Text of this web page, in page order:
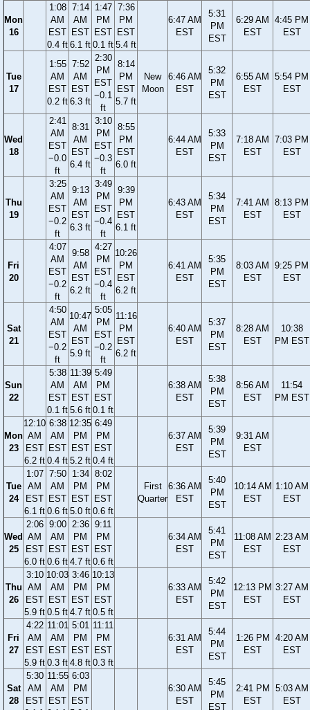
Mon
16
1:08
AM
EST
0.4 ft
7:14
AM
EST
6.1 ft
1:47
PM
EST
0.1 ft
7:36
PM
EST
5.4 ft
6:47 AM
EST
5:31
PM
EST
6:29 AM
EST
4:45 PM
EST
Tue
17
1:55
AM
EST
0.2 ft
7:52
AM
EST
6.3 ft
2:30
PM
EST
−0.1
ft
8:14
PM
EST
5.7 ft
New
Moon
6:46 AM
EST
5:32
PM
EST
6:55 AM
EST
5:54 PM
EST
Wed
18
2:41
AM
EST
−0.0
ft
8:31
AM
EST
6.4 ft
3:10
PM
EST
−0.3
ft
8:55
PM
EST
6.0 ft
6:44 AM
EST
5:33
PM
EST
7:18 AM
EST
7:03 PM
EST
Thu
19
3:25
AM
EST
−0.2
ft
9:13
AM
EST
6.3 ft
3:49
PM
EST
−0.4
ft
9:39
PM
EST
6.1 ft
6:43 AM
EST
5:34
PM
EST
7:41 AM
EST
8:13 PM
EST
Fri
20
4:07
AM
EST
−0.2
ft
9:58
AM
EST
6.2 ft
4:27
PM
EST
−0.4
ft
10:26
PM
EST
6.2 ft
6:41 AM
EST
5:35
PM
EST
8:03 AM
EST
9:25 PM
EST
Sat
21
4:50
AM
EST
−0.2
ft
10:47
AM
EST
5.9 ft
5:05
PM
EST
−0.2
ft
11:16
PM
EST
6.2 ft
6:40 AM
EST
5:37
PM
EST
8:28 AM
EST
10:38
PM EST
Sun
22
5:38
AM
EST
0.1 ft
11:39
AM
EST
5.6 ft
5:49
PM
EST
0.1 ft
6:38 AM
EST
5:38
PM
EST
8:56 AM
EST
11:54
PM EST
Mon
23
12:10
AM
EST
6.2 ft
6:38
AM
EST
0.4 ft
12:35
PM
EST
5.2 ft
6:49
PM
EST
0.4 ft
6:37 AM
EST
5:39
PM
EST
9:31 AM
EST
Tue
24
1:07
AM
EST
6.1 ft
7:50
AM
EST
0.6 ft
1:34
PM
EST
5.0 ft
8:02
PM
EST
0.6 ft
First
Quarter
6:36 AM
EST
5:40
PM
EST
10:14 AM
EST
1:10 AM
EST
Wed
25
2:06
AM
EST
6.0 ft
9:00
AM
EST
0.6 ft
2:36
PM
EST
4.7 ft
9:11
PM
EST
0.6 ft
6:34 AM
EST
5:41
PM
EST
11:08 AM
EST
2:23 AM
EST
Thu
26
3:10
AM
EST
5.9 ft
10:03
AM
EST
0.5 ft
3:46
PM
EST
4.7 ft
10:13
PM
EST
0.5 ft
6:33 AM
EST
5:42
PM
EST
12:13 PM
EST
3:27 AM
EST
Fri
27
4:22
AM
EST
5.9 ft
11:01
AM
EST
0.3 ft
5:01
PM
EST
4.8 ft
11:11
PM
EST
0.3 ft
6:31 AM
EST
5:44
PM
EST
1:26 PM
EST
4:20 AM
EST
Sat
28
5:30
AM
EST
11:55
AM
EST
6:03
PM
EST
6:30 AM
EST
5:45
PM
EST
2:41 PM
EST
5:03 AM
EST